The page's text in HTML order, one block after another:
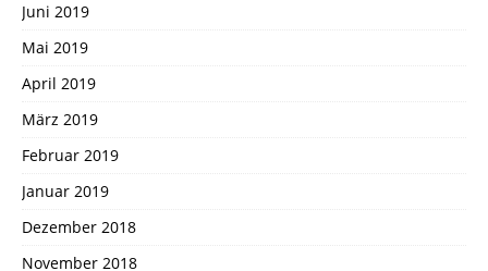
Juni 2019
Mai 2019
April 2019
März 2019
Februar 2019
Januar 2019
Dezember 2018
November 2018